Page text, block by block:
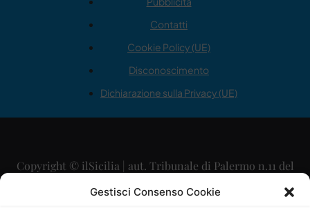
Gestisci Consenso Cookie
Contatti
Cookie Policy (UE)
Disconoscimento
Dichiarazione sulla Privacy (UE)
Copyright © ilSicilia | aut. Tribunale di Palermo n.11 del
29/09/2015